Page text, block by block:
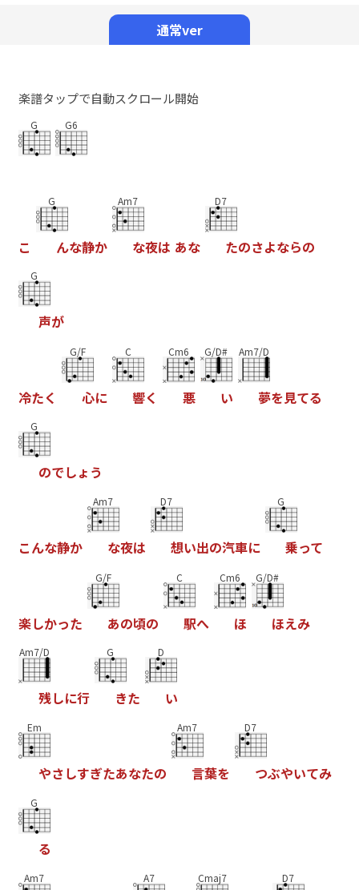
通常ver
楽譜タップで自動スクロール開始
G G6
こ
G
んな静か
Am7
な夜は あな
D7
たのさよならの
G
声が
冷たく
G/F
心に
C
響く
Cm6
悪
G/D#
い
Am7/D
夢を見てる
G
のでしょ う
こんな静か
Am7
な夜は
D7
想い出の汽車に
G
乗って
楽しかった
G/F
あの頃の
C
駅へ
Cm6
ほ
G/D#
ほえみ
Am7/D
残しに行
G
きた
D
い
Em
やさしすぎたあなたの
Am7
言葉を
D7
つぶやいてみ
G
る
Am7 A7 Cmaj7 D7